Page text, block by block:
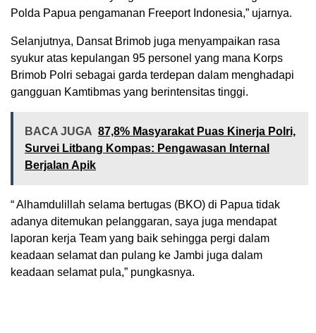
Polda Papua pengamanan Freeport Indonesia,” ujarnya.
Selanjutnya, Dansat Brimob juga menyampaikan rasa
syukur atas kepulangan 95 personel yang mana Korps
Brimob Polri sebagai garda terdepan dalam menghadapi
gangguan Kamtibmas yang berintensitas tinggi.
BACA JUGA 87,8% Masyarakat Puas Kinerja Polri,
Survei Litbang Kompas: Pengawasan Internal
Berjalan Apik
“ Alhamdulillah selama bertugas (BKO) di Papua tidak
adanya ditemukan pelanggaran, saya juga mendapat
laporan kerja Team yang baik sehingga pergi dalam
keadaan selamat dan pulang ke Jambi juga dalam
keadaan selamat pula,” pungkasnya.